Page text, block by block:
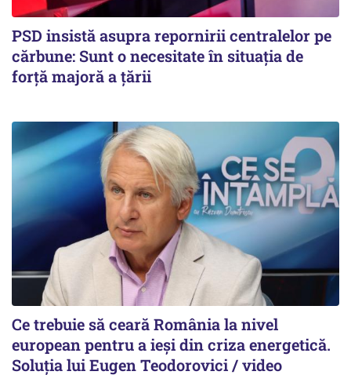
PSD insistă asupra repornirii centralelor pe
cărbune: Sunt o necesitate în situația de
forță majoră a țării
Ce trebuie să ceară România la nivel
european pentru a ieși din criza energetică.
Soluția lui Eugen Teodorovici / video